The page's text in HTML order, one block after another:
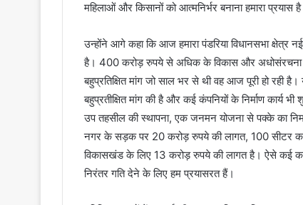
महिलाओं और किसानों को आत्मनिर्भर बनाना हमारा प्रयास
उन्होंने आगे कहा कि आज हमारा पंडरिया विधानसभा क्षेत्र
है। 400 करोड़ रुपये से अधिक के विकास और अधोसंरचना
बहुप्रतिक्षित मांग जो साल भर से थी वह आज पूरी हो रही
बहुप्रतीक्षित मांग की है और कई कंपनियों के निर्माण कार्य
उप तहसील की स्थापना, एक जनमन योजना से पक्के का
नगर के सड़क पर 20 करोड़ रुपये की लागत, 100 सीटर
विकासखंड के लिए 13 करोड़ रुपये की लागत है। ऐसे कई
निरंतर गति देने के लिए हम प्रयासरत हैं।